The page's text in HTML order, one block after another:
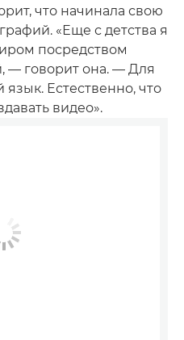
что начинала свою
«Еще с детства я
посредством
— говорит она. — Для
Естественно, что
видео».